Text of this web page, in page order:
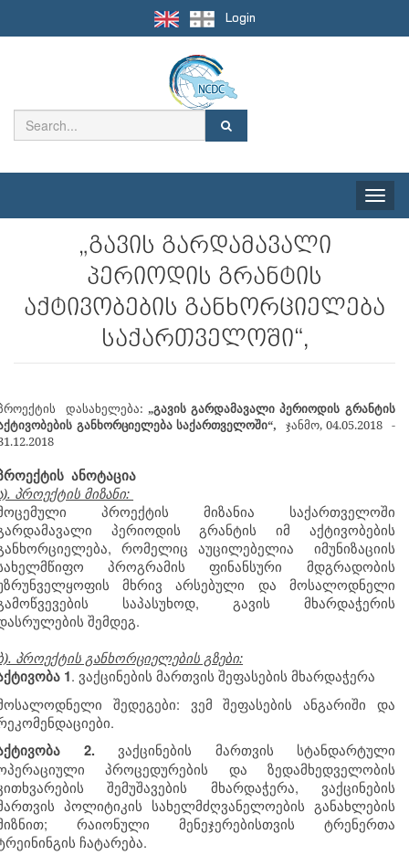
Login
Toggle
„გავის გარდამავალი
პერიოდის გრანტის
აქტივობების განხორციელება
საქართველოში“,
დასახელება: „გავის გარდამავალი პერიოდის გრანტის
განხორციელება საქართველოში“,
ჯანმო, 04.05.2018 -
ანოტაცია
პროექტის მიზანი:
პროექტის მიზანია
საქართველოში
პერიოდის გრანტის იმ
აქტივობების
, რომელიც აუცილებელია
იმუნიზაციის
პროგრამის ფინანსური
მდგრადობის
მხრივ არსებული და
მოსალოდნელი
საპასუხოდ, გავის
მხარდაჭერის
შემდეგ.
პროექტის განხორციელების გზები:
1. ვაქცინების მართვის შეფასების მხარდაჭერა
შედეგები: ვემ შეფასების ანგარიში
და
.
2. ვაქცინების მართვის
სტანდარტული
პროცედურების და
ზედამხედველობის
შემუშავების მხარდაჭერა, ვაქცინების
პოლიტიკის სახელმძღვანელოების განახლების
;რაიონული მენეჯერებისთვის
ტრენერთა
ჩატარება.